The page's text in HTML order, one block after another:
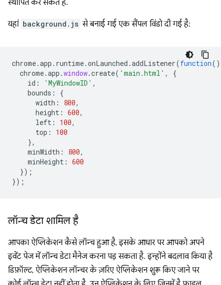
स्थापित कर सकते हैं.
यहां background.js से बनाई गई एक सैंपल विंडो दी गई है:
chrome.app . runtime.onLaunched .addListener(function()
chrome.app .window.create( 'main.html' ,
{
id : 'MyWindowID' ,
bounds :
{
width : 800,
height : 600,
left : 100,
top :
100
},
minWidth : 800,
minHeight : 600
});
});
लॉन्च डेटा शामिल है
आपका ऐप्लिकेशन कैसे लॉन्च हुआ है, इसके आधार पर आपको अपने
इवेंट पेज में लॉन्च डेटा मैनेज करना पड़ सकता है. इन्होंने बदलाव किया है
डिफ़ॉल्ट, ऐप्लिकेशन लॉन्चर के ज़रिए ऐप्लिकेशन शुरू किए जाने पर